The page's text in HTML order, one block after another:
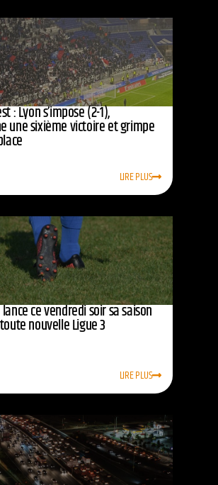
: Lyon s’impose (2-1),
une sixième victoire et grimpe
LIRE PLUS
lance ce vendredi soir sa saison
nouvelle Ligue 3
LIRE PLUS